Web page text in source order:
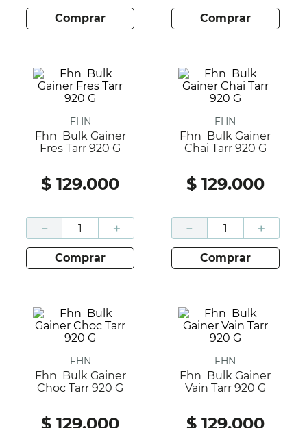
comprar comprar
FHN
Fhn Bulk Gainer
Fres Tarr 920 G
$ 129.000
＋
－
comprar
FHN
Fhn Bulk Gainer
Chai Tarr 920 G
$ 129.000
＋
－
comprar
FHN
Fhn Bulk Gainer
Choc Tarr 920 G
$ 129.000
FHN
Fhn Bulk Gainer
Vain Tarr 920 G
$ 129.000